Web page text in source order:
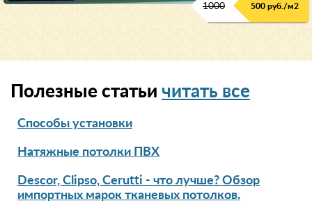
1000 500 руб./м2
Полезные статьи читать все
Способы установки
Натяжные потолки ПВХ
Descor, Clipso, Cerutti - что лучше? Обзор
импортных марок тканевых потолков.